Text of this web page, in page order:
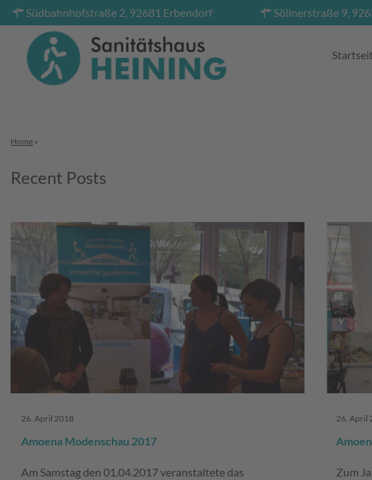
Südbahnhofstraße 2, 92681 Erbendorf Söllnerstraße 9,
Home »
Recent Posts
26. April 2018
Amoena Modenschau 2017
Am Samstag den 01.04.2017 veranstaltete das
26. April
Zum